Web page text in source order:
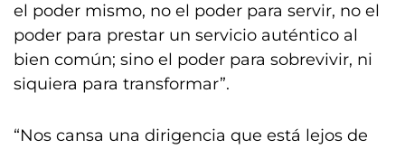
el poder mismo, no el poder para servir, no el
poder para prestar un servicio auténtico al
bien común; sino el poder para sobrevivir, ni
siquiera para transformar”.
“Nos cansa una dirigencia que está lejos de